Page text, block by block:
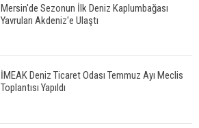
Mersin'de Sezonun İlk Deniz Kaplumbağası
Yavruları Akdeniz'e Ulaştı
İMEAK Deniz Ticaret Odası Temmuz Ayı Meclis
Toplantısı Yapıldı